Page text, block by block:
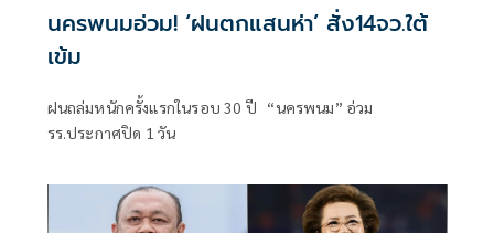
นครพนมอ่วม! ‘ฝนตกแสนห่า’ สั่ง14จว.ใต้
เข้ม
ฝนถล่มหนักครั้งแรกในรอบ 30 ปี “นครพนม” อ่วม
รร.ประกาศปิด 1 วัน